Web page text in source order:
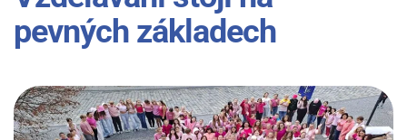
pevných základech